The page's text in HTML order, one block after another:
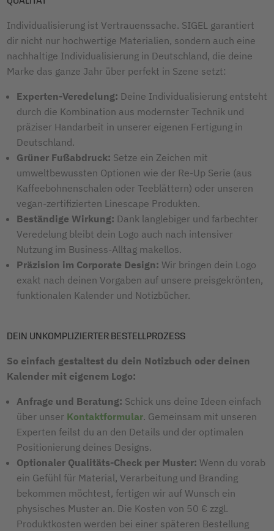
Individualisierung ist Vertrauenssache. SIGEL garantiert
dir nicht nur hochwertige Materialien, sondern auch eine
nachhaltige Individualisierung in Deutschland, die deine
Marke das ganze Jahr über perfekt in Szene setzt:
Experten-Veredelung: Deine Individualisierung entsteht
durch die Kombination aus modernster Technik und
präziser Handarbeit in unserer eigenen Fertigung in
Deutschland.
Grüner Fußabdruck: Setze ein Zeichen mit
umweltbewussten Optionen wie der Re-Up Serie (aus
Kaffeebohnenschalen oder Teeblättern) oder unseren
vegan-zertifizierten Linescape Produkten.
Beständige Wirkung: Dank langlebiger und farbechter
Veredelung bleibt dein Logo auch nach intensiver
Nutzung im Business-Alltag makellos.
Präzision im Corporate Design: Wir bringen dein Logo
exakt nach deinen Vorgaben auf unsere preisgekrönten,
funktionalen Kalender und Notizbücher.
DEIN UNKOMPLIZIERTER BESTELLPROZESS
So einfach gestaltest du dein Notizbuch oder deinen
Kalender mit eigenem Logo:
Anfrage und Beratung: Schick uns deine Ideen einfach
über unser Kontaktformular. Gemeinsam mit unseren
Experten feilst du an den Details und der optimalen
Positionierung deines Designs.
Optionaler Qualitäts-Check per Muster: Wenn du vorab
ein Gefühl für Material, Verarbeitung und Branding
bekommen möchtest, fertigen wir auf Wunsch ein
physisches Muster an. Die Kosten von 50 € zzgl.
Produktkosten werden bei einer späteren Bestellung